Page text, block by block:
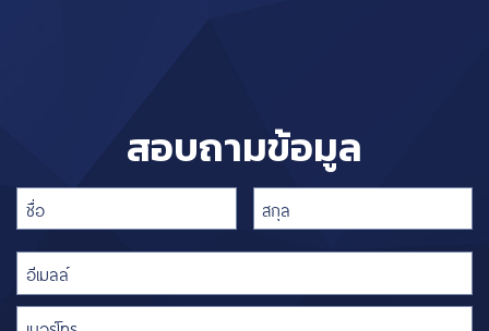
สอบถามข้อมูล